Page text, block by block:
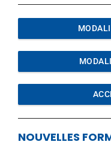
NOUVELLES